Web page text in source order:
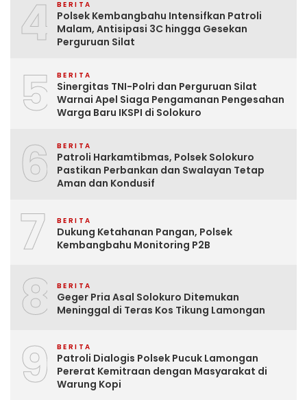
4 BERITA
Polsek Kembangbahu Intensifkan Patroli
Malam, Antisipasi 3C hingga Gesekan
Perguruan Silat
5 BERITA
Sinergitas TNI-Polri dan Perguruan Silat
Warnai Apel Siaga Pengamanan Pengesahan
Warga Baru IKSPI di Solokuro
6 BERITA
Patroli Harkamtibmas, Polsek Solokuro
Pastikan Perbankan dan Swalayan Tetap
Aman dan Kondusif
7 BERITA
Dukung Ketahanan Pangan, Polsek
Kembangbahu Monitoring P2B
8 BERITA
Geger Pria Asal Solokuro Ditemukan
Meninggal di Teras Kos Tikung Lamongan
9 BERITA
Patroli Dialogis Polsek Pucuk Lamongan
Pererat Kemitraan dengan Masyarakat di
Warung Kopi